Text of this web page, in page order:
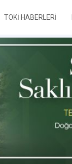
TOKİ HABERLERİ